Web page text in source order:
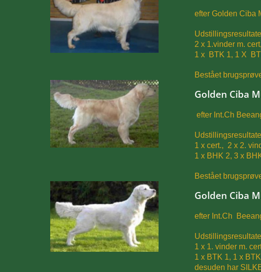
efter Golden Ciba
2 x 1.vinder m.
1 x BTK 1, 1 X
Bestået
Golden Ciba
efter Int.Ch
1 x cert., 2 x 2.
1 x BHK 2, 3 x
Bestået
Golden Ciba
efter Int.Ch
1 x 1. vinder m.
1 x BTK 1, 1 x
desuden har